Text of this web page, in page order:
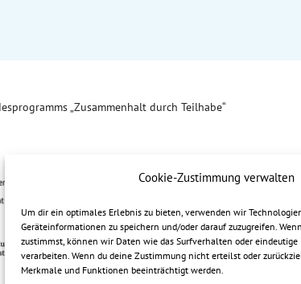
Cookie-Zustimmung verwalten
Um dir ein optimales Erlebnis zu bieten, verwenden wir
Geräteinformationen zu speichern und/oder darauf zuzugreifen.
zustimmst, können wir Daten wie das Surfverhalten oder eindeutige
verarbeiten. Wenn du deine Zustimmung nicht erteilst oder
Merkmale und Funktionen beeinträchtigt werden.
„Zusammenhalt durch Teilhabe“